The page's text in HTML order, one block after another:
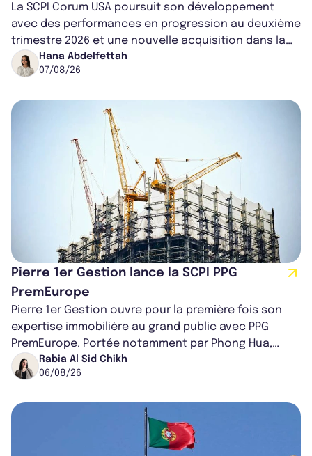
La SCPI Corum USA poursuit son développement
avec des performances en progression au deuxième
trimestre 2026 et une nouvelle acquisition dans la
région de Chicago. Entre hausse de...
Hana Abdelfettah
07/08/26
Pierre 1er Gestion lance la SCPI PPG
PremEurope
Pierre 1er Gestion ouvre pour la première fois son
expertise immobilière au grand public avec PPG
PremEurope. Portée notamment par Phong Hua,
ancien directeur des investissements d...
Rabia Al Sid Chikh
06/08/26